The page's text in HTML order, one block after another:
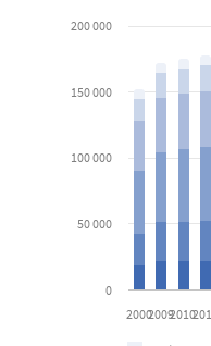
View as data table,
The chart has 1 X axis
The chart has 1 Y axis
200020092010
0
50 000
100 000
150 000
200 000